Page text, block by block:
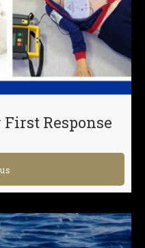
Response